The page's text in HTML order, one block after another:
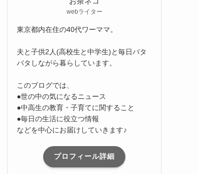
webライター
東京都内在住の40代ワーママ。
夫と子供2人(高校生と中学生)と毎日バタ
バタしながら暮らしています。
このブログでは、
●世の中の気になるニュース
●中高生の教育・子育てに関すること
●毎日の生活に役立つ情報
などを中心にお届けしていきます♪
プロフィール詳細